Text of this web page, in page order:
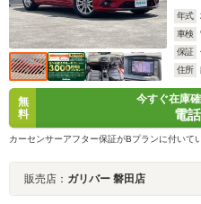
年式
車検
保証
住所
無
料
今すぐ在庫
電
カーセンサーアフター保証がBプランに付いて
販売店： ガリバー 磐田店